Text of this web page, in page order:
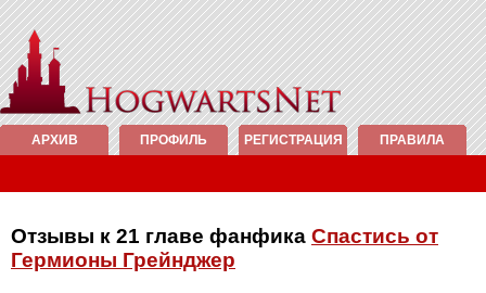
АРХИВ ПРОФИЛЬ РЕГИСТРАЦИЯ ПРАВИЛА
Отзывы к 21 главе фанфика Спастись от
Гермионы Грейнджер